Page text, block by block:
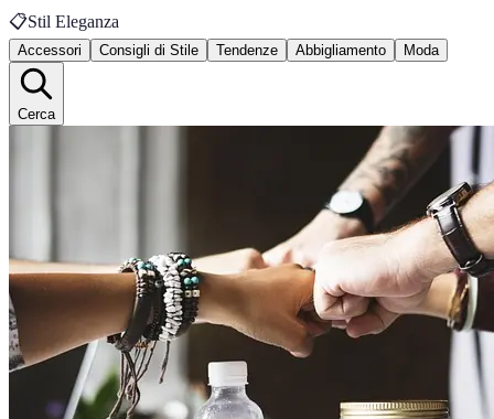
📋Stil Eleganza
Accessori Consigli di Stile Tendenze Abbigliamento Moda
Cerca